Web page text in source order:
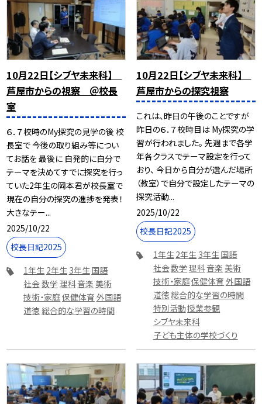
10月22日【シブヤ未来科】
芦屋市からの視察 ＠校長
室
６．７校時のMy探究の見学の後 校
長室で 今後の取り組み等につい
てお話を 最後に 自発的に自分で
テーマを決めてすでに探究を行っ
ていた2年生の岡本君が校長室で
現在の自分の探究の進捗を発表！
大きなテー...
2025/10/22
校長日記2025
1年生 2年生 3年生国語
社会数学 理科音楽 美術
技術・家庭保健体育 外国語
道徳 総合的な学習の時間
10月22日【シブヤ未来科】
芦屋市からの探究視察
これは、昨日の午後のことですが
昨日の６．７校時目は My探究の学
習が行われました。 先週まで各学
年各クラスでテーマ設定を行って
おり、 今日から自分が選んだ場所
（教室）で自分で設定したテーマの
探究活動...
2025/10/22
校長日記2025
1年生2年生 3年生国語
社会数学 理科音楽 美術
技術・家庭保健体育 外国語
道徳総合的な学習の時間
特別活動授業参観
シブヤ未来科
子ども主体の学校づくり